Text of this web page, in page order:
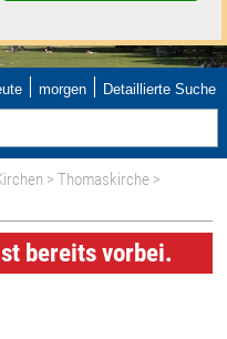
| morgen | Detaillierte Suche
>Thomaskirche >
bereits vorbei.